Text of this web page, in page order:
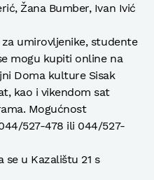
Žana Bumber, Ivan Ivić
umirovljenike, studente
mogu kupiti online na
Doma kulture Sisak
kao i vikendom sat
Mogućnost
527-478 ili 044/527-
se u Kazalištu 21 s